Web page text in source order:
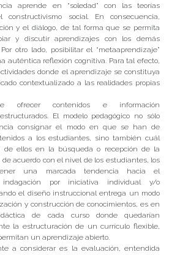
aprende en “soledad” con las teorías
constructivismo social. En consecuencia,
y el diálogo, de tal forma que se permita
y discutir aprendizajes con los demás
otro lado, posibilitar el “metaaprendizaje”
auténtica reflexión cognitiva. Para tal efecto,
donde el aprendizaje se constituya
contextualizado a las realidades propias
ofrecer contenidos e información
El modelo pedagógico no sólo
consignar el modo en que se han de
a los estudiantes, sino también cuál
de ellos en la búsqueda o recepción de la
acuerdo con el nivel de los estudiantes, los
una marcada tendencia hacia el
por iniciativa individual y/o
el diseño instruccional entrega un modo
y construcción de conocimientos, es en
de cada curso donde quedarían
la estructuración de un currículo flexible,
un aprendizaje abierto.
a considerar es la evaluación, entendida